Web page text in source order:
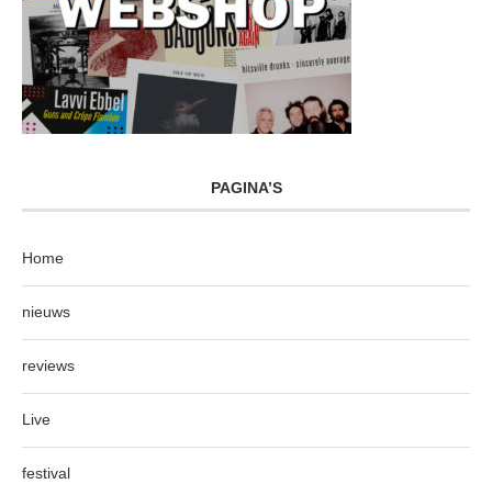
PAGINA’S
Home
nieuws
reviews
Live
festival